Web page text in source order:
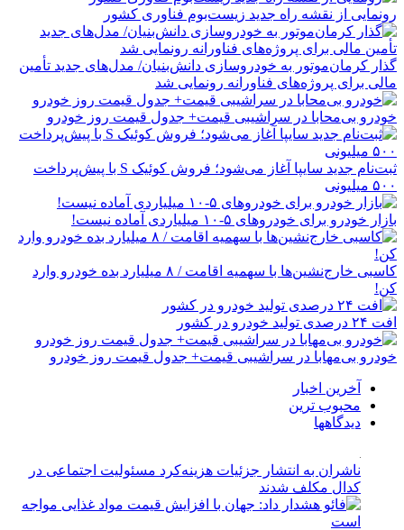
رونمایی از نقشه راه جدید زیست‌بوم فناوری کشور
گذار کرمان‌موتور به خودروسازی دانش‌بنیان/ مدل‌های جدید تأمین
مالی برای پروژه‌های فناورانه رونمایی شد
خودرو بی‌محابا در سراشیبی قیمت+ جدول قیمت روز خودرو
ثبت‌نام جدید سایپا آغاز می‌شود؛ فروش کوئیک S با پیش‌پرداخت
۵۰۰ میلیونی
بازار خودرو برای خودروهای ۵-۱۰ میلیاردی آماده نیست!
کاسبی خارج‌نشین‌ها با سهمیه اقامت / ۸ میلیارد بده خودرو وارد
کن!
افت ۲۴ درصدی تولید خودرو در کشور
خودرو بی‌مهابا در سراشیبی قیمت+ جدول قیمت روز خودرو
آخرین اخبار
محبوب ترین
دیدگاهها
ناشران به انتشار جزئیات هزینه‌کرد مسئولیت اجتماعی در
کدال مکلف شدند